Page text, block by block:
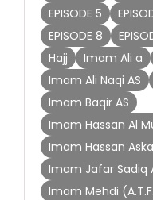
EPISODE 5
EPISODE 8
Hajj
Imam Ali a
Imam Ali Naqi AS
Imam Baqir AS
Imam Hassan Al
Imam Hassan
Imam Jafar Sadiq
Imam Mehdi